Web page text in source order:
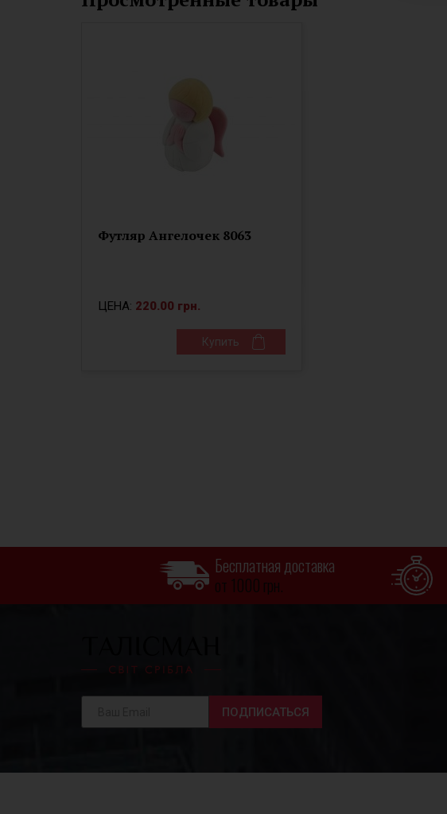
Футляр Ангелочек 8063
ЦЕНА: 220.00 грн.
Купить
Бесплатная доставка
от 1000 грн.
ПОДПИСАТЬСЯ